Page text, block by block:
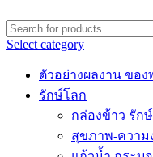
Select category
ตัวอย่างผลงาน ขอ
รักษ์โลก
กล่องข้าว รัก
สุขภาพ-ความ